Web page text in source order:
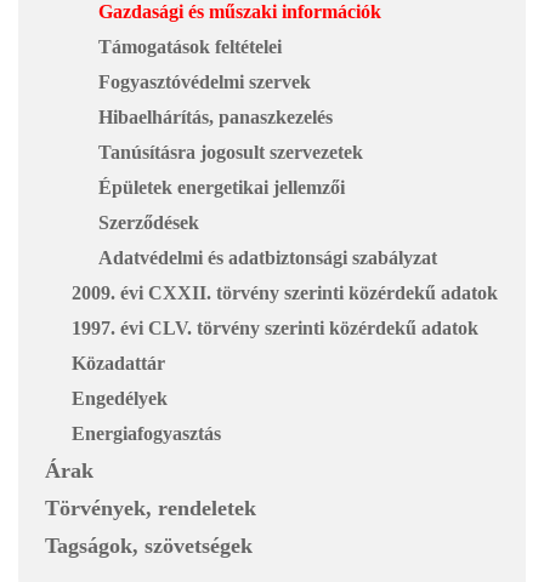
Gazdasági és műszaki információk
Támogatások feltételei
Fogyasztóvédelmi szervek
Hibaelhárítás, panaszkezelés
Tanúsításra jogosult szervezetek
Épületek energetikai jellemzői
Szerződések
Adatvédelmi és adatbiztonsági szabályzat
2009. évi CXXII. törvény szerinti közérdekű adatok
1997. évi CLV. törvény szerinti közérdekű adatok
Közadattár
Engedélyek
Energiafogyasztás
Árak
Törvények, rendeletek
Tagságok, szövetségek